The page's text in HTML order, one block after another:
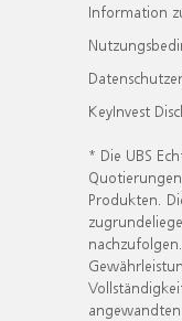
Information
KeyInvest
* Die UBS
Produkten.